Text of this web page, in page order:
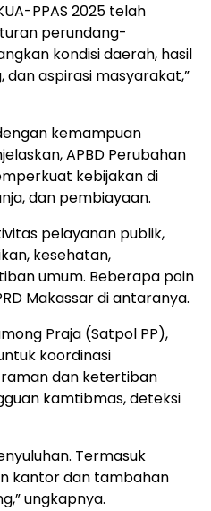
PPAS 2025 telah
perundang-
kondisi daerah, hasil
dan aspirasi masyarakat,”
kemampuan
APBD Perubahan
kebijakan di
dan pembiayaan.
pelayanan publik,
kesehatan,
umum. Beberapa poin
Makassar di antaranya.
Praja (Satpol PP),
koordinasi
dan ketertiban
kamtibmas, deteksi
Termasuk
kantor dan tambahan
ungkapnya.